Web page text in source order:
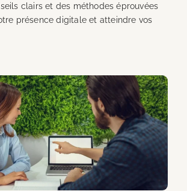
clairs et des méthodes éprouvées
présence digitale et atteindre vos